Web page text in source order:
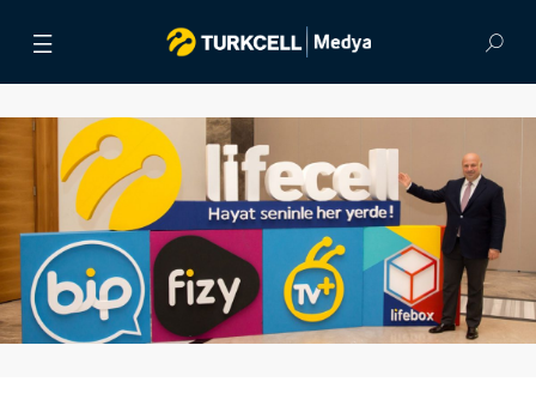
BASIN BÜLTENLERİ
VİDEOLAR
GÖRSEL ARŞİV
İLETİŞİM